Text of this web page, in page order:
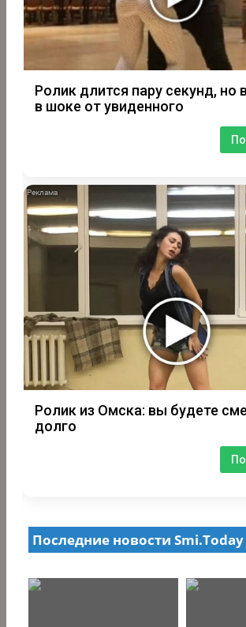
Ролик длится пару секунд, но
в шоке от увиденного
Ролик из Омска: вы будете
долго